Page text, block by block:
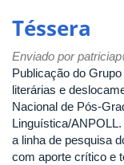
Linguística
Aplicada
Téssera
Enviado por
Publicação do
literárias e
Nacional de Pós-
Linguística/
a linha de pesquisa
com aporte crítico e